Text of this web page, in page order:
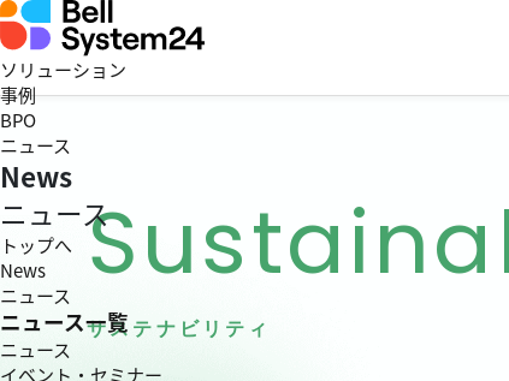
ソリューション
事例
BPO
ニュース
News
ニュース
トップへ
News
ニュース
ニュース一覧
ニュース
イベント・セミナー
サステナビリティ